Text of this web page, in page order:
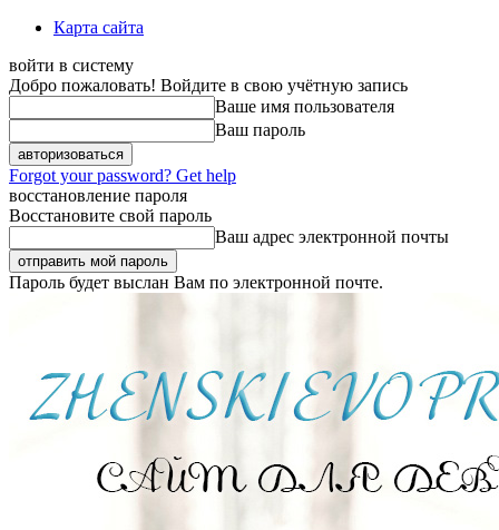
Карта сайта
войти в систему
Добро пожаловать! Войдите в свою учётную запись
Ваше имя пользователя
Ваш пароль
Forgot your password? Get help
восстановление пароля
Восстановите свой пароль
Ваш адрес электронной почты
Пароль будет выслан Вам по электронной почте.